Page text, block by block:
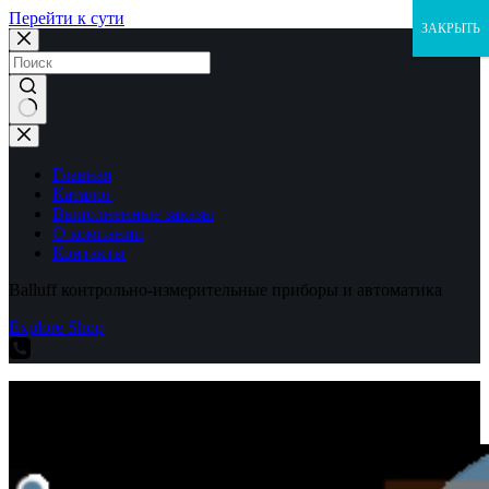
Перейти к сути
Ничего
не
найденоГлавная
Каталог
Выполненные заказы
О компании
Контакты
Balluff контрольно-измерительные приборы и автоматика
Explore Shop
ЗАКРЫТЬ